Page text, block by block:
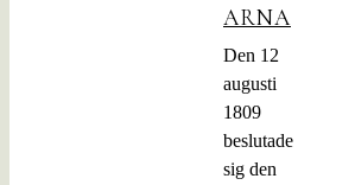
ARNA
Den 12
augusti
1809
beslutade
sig den